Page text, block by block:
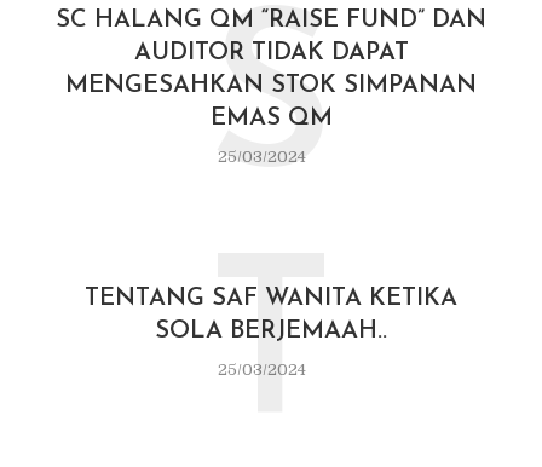
SC HALANG QM “RAISE FUND” DAN
AUDITOR TIDAK DAPAT
MENGESAHKAN STOK SIMPANAN
EMAS QM
25/03/2024
S
TENTANG SAF WANITA KETIKA
SOLA BERJEMAAH..
25/03/2024
T